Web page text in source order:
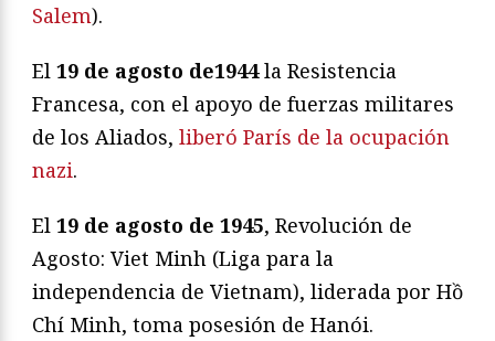
Salem).
El 19 de agosto de1944la Resistencia
Francesa, con el apoyo de fuerzas militares
de los Aliados, liberó París de la ocupación
nazi.
El 19 de agosto de 1945, Revolución de
Agosto: Viet Minh (Liga para la
independencia de Vietnam), liderada por Hồ
Chí Minh, toma posesión de Hanói.